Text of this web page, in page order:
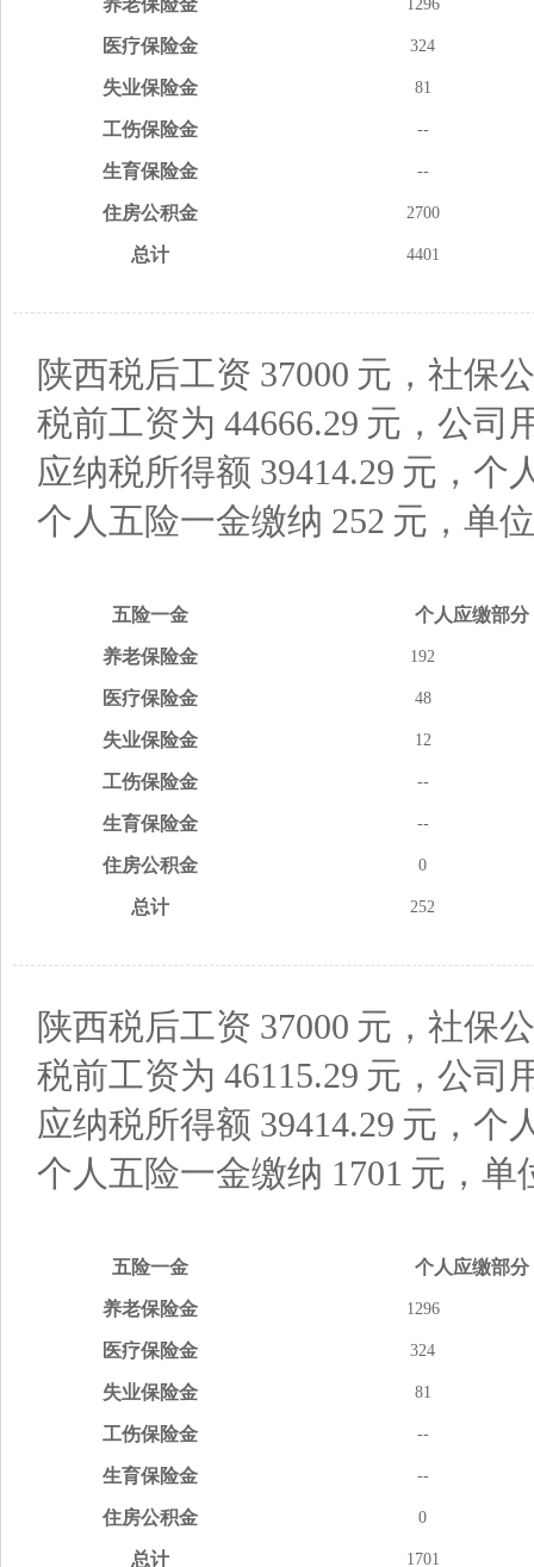
养老保险金 1296
医疗保险金 324
失业保险金 81
工伤保险金 --
生育保险金 --
住房公积金 2700
总计 4401
陕西税后工资 37000 元，社保
税前工资为 44666.29 元，公司
应纳税所得额 39414.29 元，个
个人五险一金缴纳 252 元，单
五险一金 个人应缴部分
养老保险金 192
医疗保险金 48
失业保险金 12
工伤保险金 --
生育保险金 --
住房公积金 0
总计 252
陕西税后工资 37000 元，社保
税前工资为 46115.29 元，公司
应纳税所得额 39414.29 元，个
个人五险一金缴纳 1701 元，单
五险一金 个人应缴部分
养老保险金 1296
医疗保险金 324
失业保险金 81
工伤保险金 --
生育保险金 --
住房公积金 0
总计 1701